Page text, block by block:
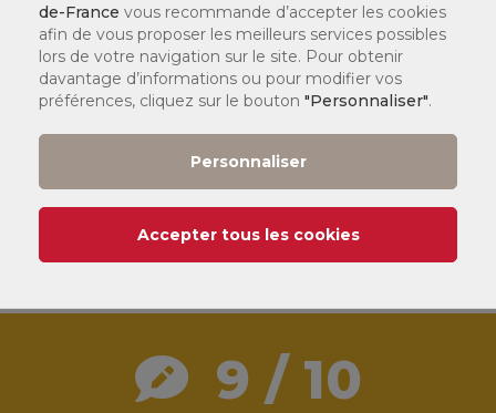
1 jour(s) / 1 heure(s)
INTER / INTRA
1 jour(s) / 1 heure(s)
INTER / INTRA
9 / 10
de-France vous recommande d’accepter les cookies
afin de vous proposer les meilleurs services possibles
lors de votre navigation sur le site. Pour obtenir
davantage d’informations ou pour modifier vos
préférences, cliquez sur le bouton "Personnaliser".
Personnaliser
Accepter tous les cookies